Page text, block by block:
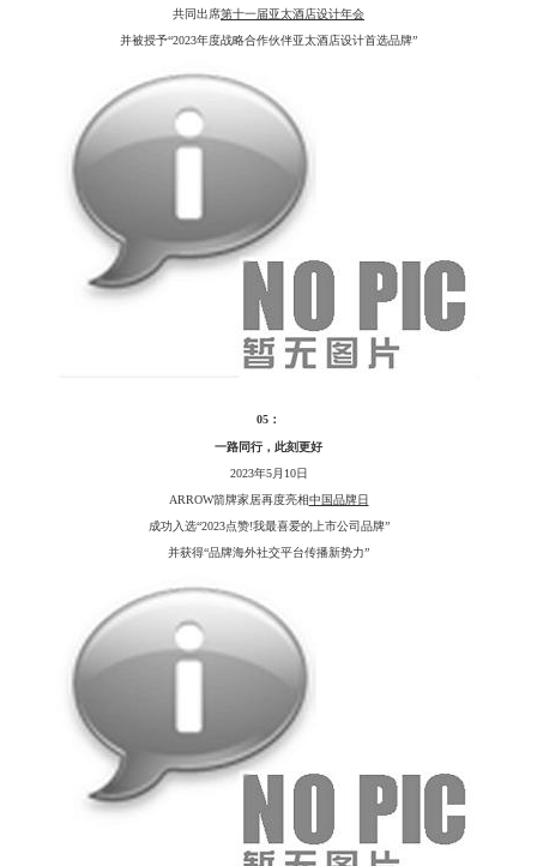
共同出席第十一届亚太酒店设计年会
并被授予“2023年度战略合作伙伴亚太酒店设计首选品牌”
05：
一路同行，此刻更好
2023年5月10日
ARROW箭牌家居再度亮相中国品牌日
成功入选“2023点赞!我最喜爱的上市公司品牌”
并获得“品牌海外社交平台传播新势力”